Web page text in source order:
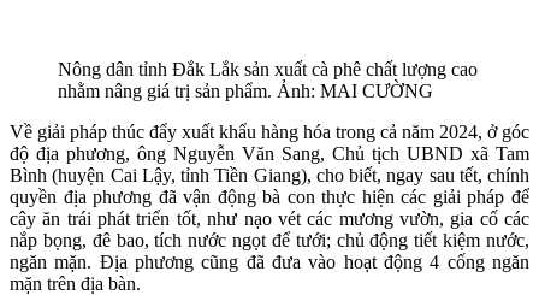
Nông dân tỉnh Đắk Lắk sản xuất cà phê chất lượng cao
nhằm nâng giá trị sản phẩm. Ảnh: MAI CƯỜNG
Về giải pháp thúc đẩy xuất khẩu hàng hóa trong cả năm 2024, ở góc
độ địa phương, ông Nguyễn Văn Sang, Chủ tịch UBND xã Tam
Bình (huyện Cai Lậy, tỉnh Tiền Giang), cho biết, ngay sau tết, chính
quyền địa phương đã vận động bà con thực hiện các giải pháp để
cây ăn trái phát triển tốt, như nạo vét các mương vườn, gia cố các
nắp bọng, đê bao, tích nước ngọt để tưới; chủ động tiết kiệm nước,
ngăn mặn. Địa phương cũng đã đưa vào hoạt động 4 cống ngăn
mặn trên địa bàn.